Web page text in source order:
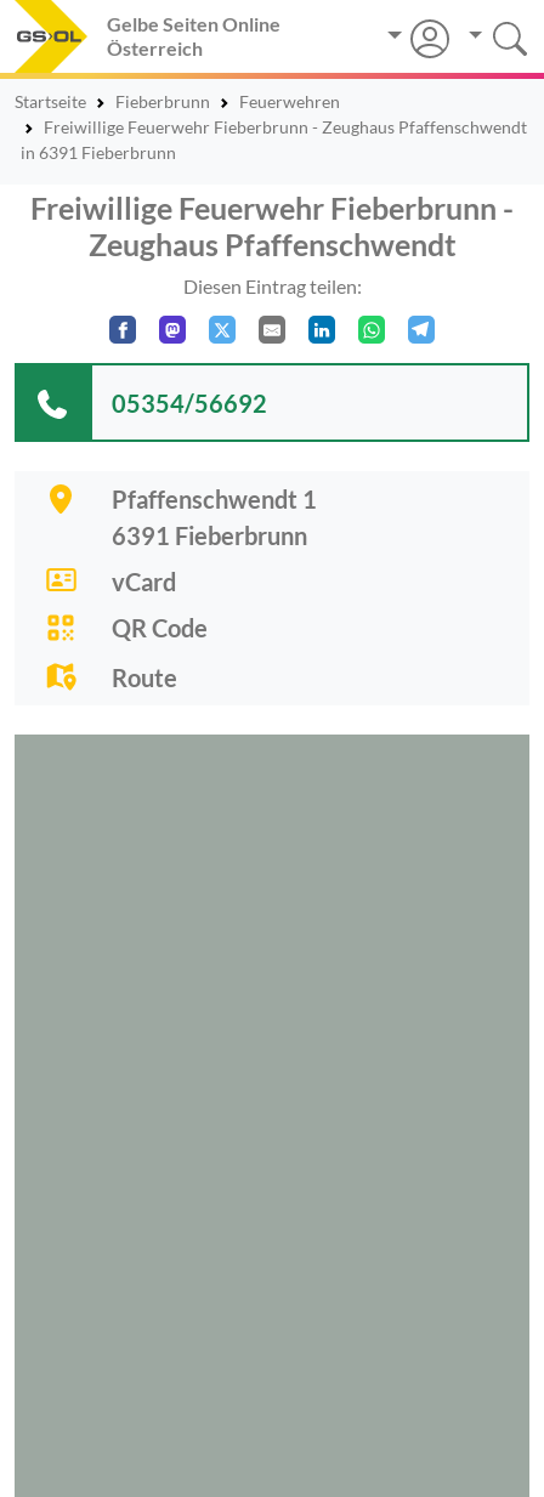
Gelbe Seiten Online
Österreich
Startseite Fieberbrunn
Feuerwehren
Freiwillige Feuerwehr Fieberbrunn - Zeughaus Pfaffenschwendt
in 6391 Fieberbrunn
Freiwillige Feuerwehr Fieberbrunn -
Zeughaus Pfaffenschwendt
Diesen Eintrag teilen:
Pfaffenschwendt 1
6391 Fieberbrunn
vCard
QR Code
Route
05354/56692